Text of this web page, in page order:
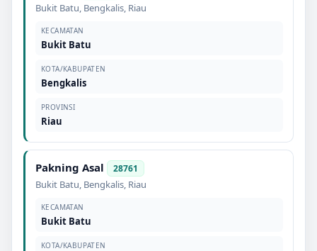
Bukit Batu, Bengkalis, Riau
KECAMATAN
Bukit Batu
KOTA/KABUPATEN
Bengkalis
PROVINSI
Riau
Pakning Asal 28761
Bukit Batu, Bengkalis, Riau
KECAMATAN
Bukit Batu
KOTA/KABUPATEN